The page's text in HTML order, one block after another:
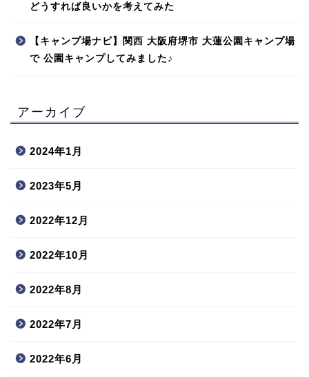
どうすれば良いかを考えてみた
【キャンプ場ナビ】関西 大阪府堺市 大蓮公園キャンプ場
で 公園キャンプしてみました♪
アーカイブ
2024年1月
2023年5月
2022年12月
2022年10月
2022年8月
2022年7月
2022年6月